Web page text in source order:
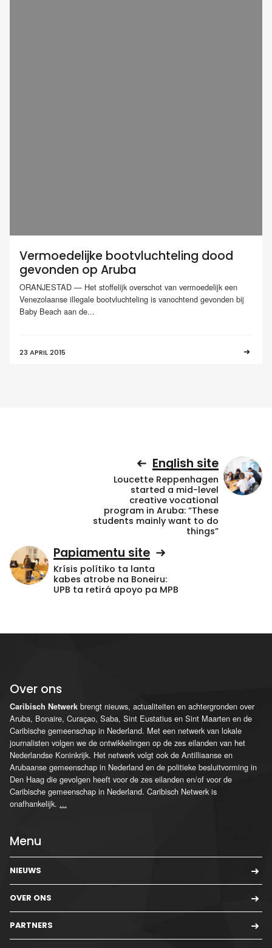
Vermoedelijke bootvluchteling dood
gevonden op Aruba
ORANJESTAD — Het stoffelijk overschot van vermoedelijk een
Venezolaanse illegale bootvluchteling is vanochtend gevonden bij
Baby Beach aan de...
23 APRIL 2015
English site
Loucette Reppenhagen
started a mid-level
creative vocational
program in Aruba: “These
students mainly want to do
things”
Papiamentu site
Krísis polítiko ta lanta
kabes atrobe na Boneiru:
UPB ta retirá apoyo pa MPB
Over ons
Caribisch Netwerk brengt nieuws, actualiteiten en achtergronden over
Aruba, Bonaire, Curaçao, Saba, Sint Eustatius en Sint Maarten en de
Caribische gemeenschap in Nederland. Met een netwerk van lokale
journalisten volgen we de ontwikkelingen op de zes eilanden van het
Nederlandse Koninkrijk. Het netwerk volgt ook de Antilliaanse en
Arubaanse gemeenschap in Nederland en de politieke besluitvorming in
Den Haag die gevolgen heeft voor de zes eilanden en/of voor de
Caribische gemeenschap in Nederland. Caribisch Netwerk is
onafhankelijk. ...
Menu
NIEUWS
OVER ONS
PARTNERS